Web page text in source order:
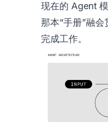
现在的 Agent
那本“手册”融
完成工作。